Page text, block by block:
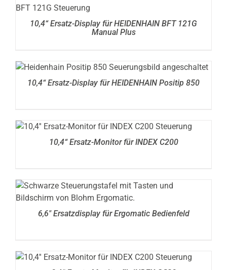
10,4“ Ersatz-Display für HEIDENHAIN BFT 121G
Manual Plus
DETAILS
10,4“ Ersatz-Display für HEIDENHAIN Positip 850
DETAILS
10,4“ Ersatz-Monitor für INDEX C200
DETAILS
6,6″ Ersatzdisplay für Ergomatic Bedienfeld
DETAILS